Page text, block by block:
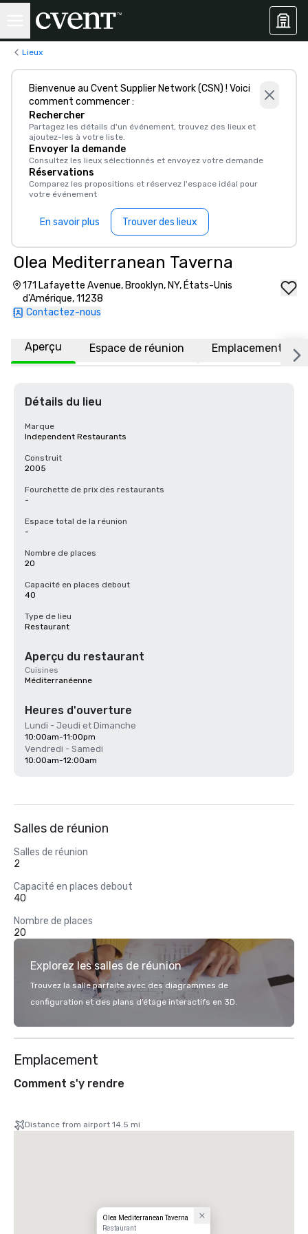
Lieux
Bienvenue au Cvent Supplier Network (CSN) ! Voici
comment commencer :
Rechercher
Partagez les détails d'un événement, trouvez des lieux et
ajoutez-les à votre liste.
Envoyer la demande
Consultez les lieux sélectionnés et envoyez votre demande
Réservations
Comparez les propositions et réservez l'espace idéal pour
votre événement
En savoir plus Trouver des lieux
Olea Mediterranean Taverna
171 Lafayette Avenue, Brooklyn, NY, États-Unis
d'Amérique, 11238
Contactez-nous
Aperçu Espace de réunion Emplacement
Détails du lieu
Marque
Independent Restaurants
Construit
2005
Fourchette de prix des restaurants
-
Espace total de la réunion
-
Nombre de places
20
Capacité en places debout
40
Type de lieu
Restaurant
Aperçu du restaurant
Cuisines
Méditerranéenne
Heures d'ouverture
Lundi - Jeudi et Dimanche
10:00am-11:00pm
Vendredi - Samedi
10:00am-12:00am
Salles de réunion
Salles de réunion
2
Capacité en places debout
40
Nombre de places
20
Explorez les salles de réunion
Trouvez la salle parfaite avec des diagrammes de
configuration et des plans d’étage interactifs en 3D.
Emplacement
Comment s'y rendre
Distance from airport 14.5 mi
Olea Mediterranean Taverna
Restaurant